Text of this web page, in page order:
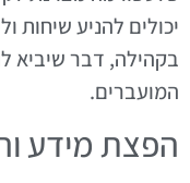
יכולים להניע שיחות
בקהילה, דבר
המועברים.
הפצת מידע